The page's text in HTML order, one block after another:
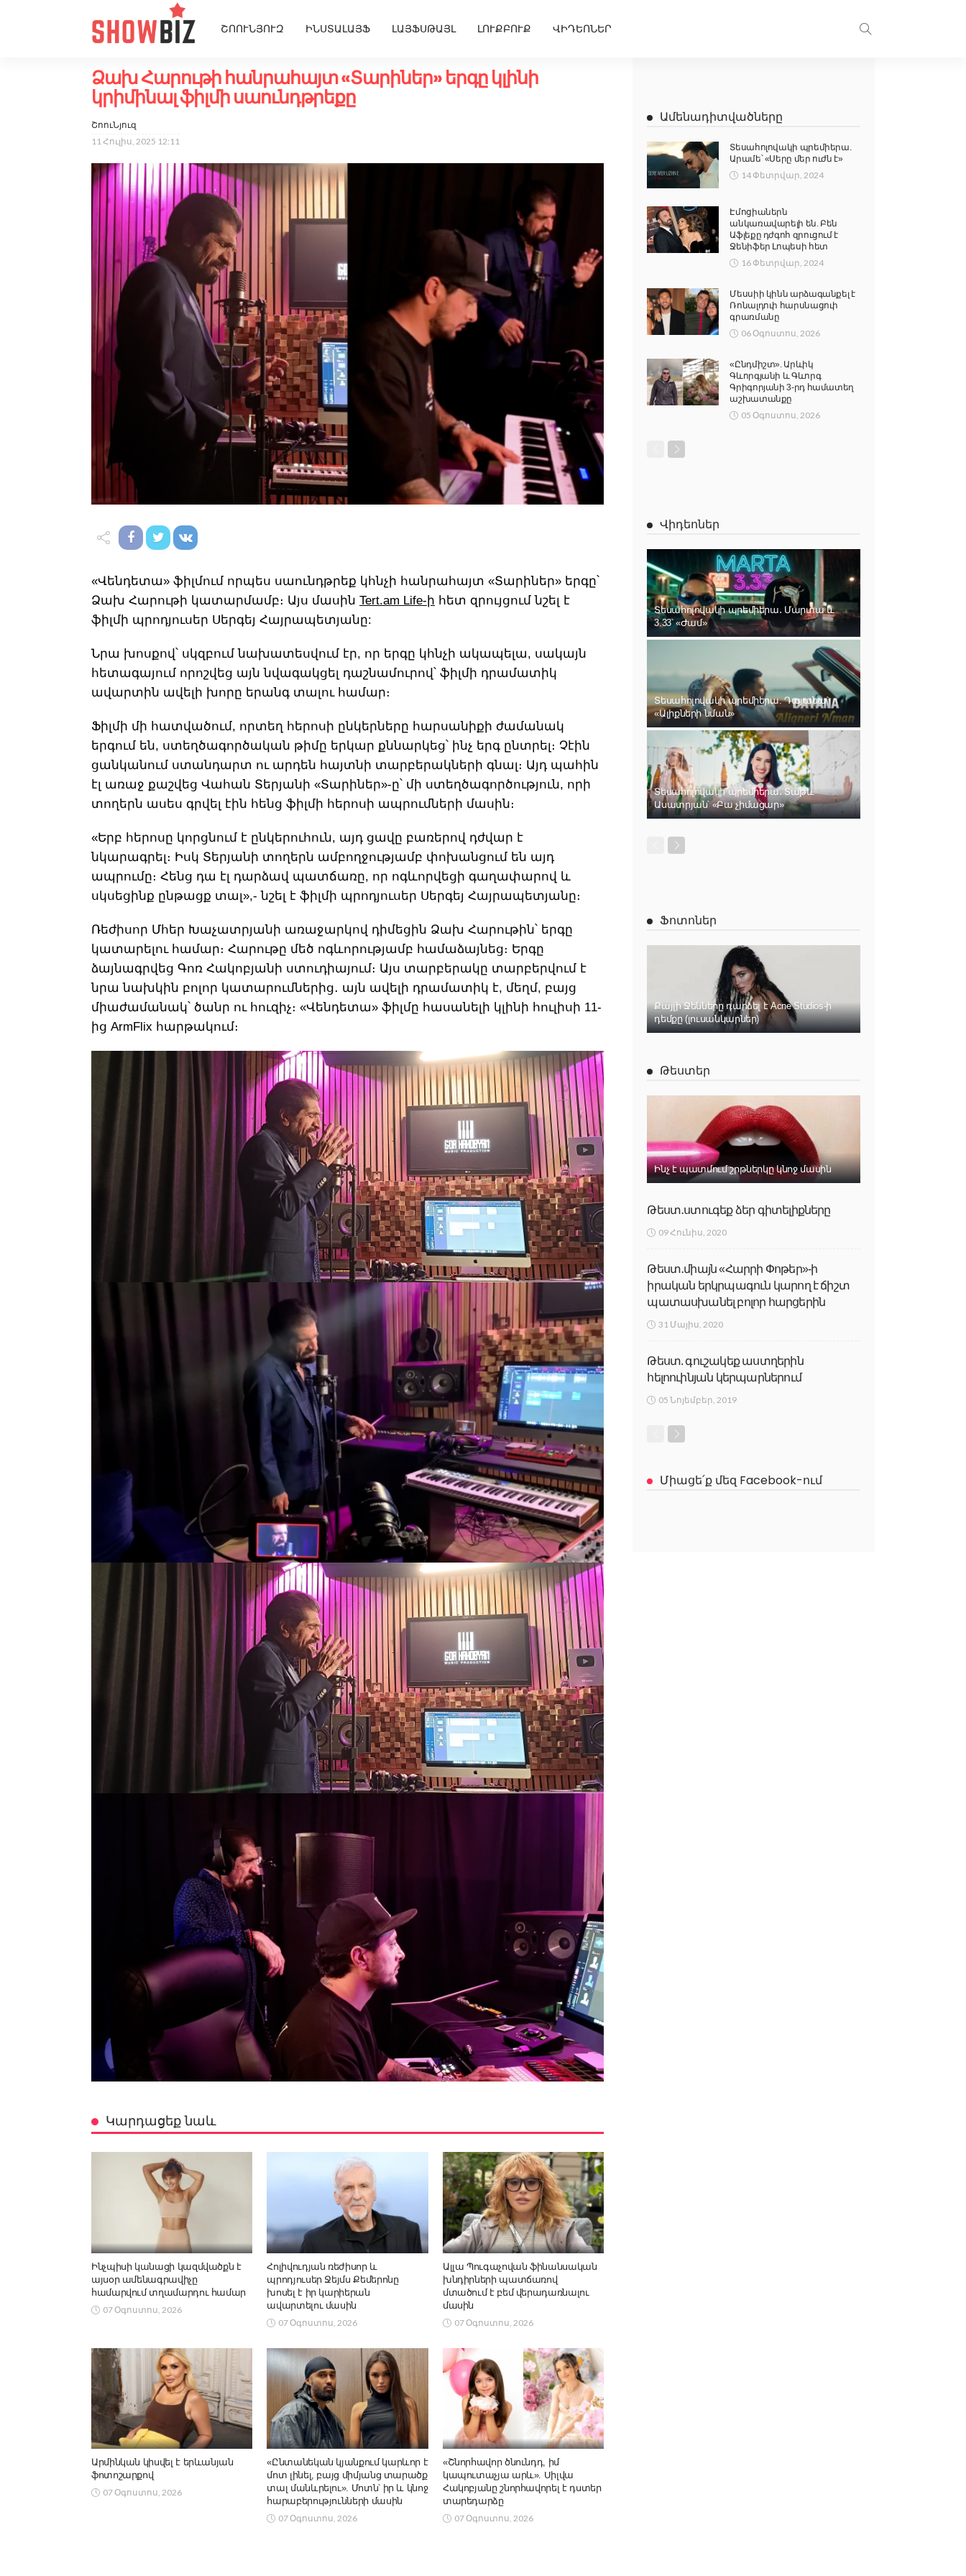
ՇՈՈՒՆՅՈՒԶ ԻՆՍՏԱԼԱՅՖ ԼԱՅՖՍԹԱՅԼ ԼՈՒՔԲՈՒՔ ՎԻԴԵՈՆԵՐ
Ձախ Հարութի հանրահայտ «Տարիներ» երգը կլինի
կրիմինալ ֆիլմի սաունդթրեքը
ՇոուՆյուզ
11 Հուլիս, 2025 12:11
«Վենդետա» ֆիլմում որպես սաունդթրեք կհնչի հանրահայտ «Տարիներ» երգը՝
Ձախ Հարութի կատարմամբ։ Այս մասին Tert.am Life-ի հետ զրույցում նշել է
ֆիլմի պրոդյուսեր Սերգեյ Հայրապետյանը:
Նրա խոսքով՝ սկզբում նախատեսվում էր, որ երգը կհնչի ակապելա, սակայն
հետագայում որոշվեց այն նվագակցել դաշնամուրով՝ ֆիլմի դրամատիկ
ավարտին ավելի խորը երանգ տալու համար։
Ֆիլմի մի հատվածում, որտեղ հերոսի ընկերները հարսանիքի ժամանակ
երգում են, ստեղծագործական թիմը երկար քննարկեց՝ ինչ երգ ընտրել։ Չէին
ցանկանում ստանդարտ ու արդեն հայտնի տարբերակների գնալ։ Այդ պահին
էլ առաջ քաշվեց Վահան Տերյանի «Տարիներ»-ը՝ մի ստեղծագործություն, որի
տողերն ասես գրվել էին հենց ֆիլմի հերոսի ապրումների մասին։
«Երբ հերոսը կորցնում է ընկերուհուն, այդ ցավը բառերով դժվար է
նկարագրել։ Իսկ Տերյանի տողերն ամբողջությամբ փոխանցում են այդ
ապրումը։ Հենց դա էլ դարձավ պատճառը, որ ոգևորվեցի գաղափարով և
սկսեցինք ընթացք տալ»,- նշել է ֆիլմի պրոդյուսեր Սերգեյ Հայրապետյանը։
Ռեժիսոր Մհեր Խաչատրյանի առաջարկով դիմեցին Ձախ Հարութին՝ երգը
կատարելու համար։ Հարութը մեծ ոգևորությամբ համաձայնեց։ Երգը
ձայնագրվեց Գոռ Հակոբյանի ստուդիայում։ Այս տարբերակը տարբերվում է
նրա նախկին բոլոր կատարումներից․ այն ավելի դրամատիկ է, մեղմ, բայց
միաժամանակ՝ ծանր ու հուզիչ։ «Վենդետա» ֆիլմը հասանելի կլինի հուլիսի 11-
ից ArmFlix հարթակում։
Կարդացեք նաև
Ինչպիսի կանացի կազմվածքն է
այսօր ամենագրավիչը
համարվում տղամարդու համար
07 Օգոստոս, 2026
Հոլիվուդյան ռեժիսոր և
պրոդյուսեր Ջեյմս Քեմերոնը
խոսել է իր կարիերան
ավարտելու մասին
07 Օգոստոս, 2026
Ալլա Պուգաչովան ֆինանսական
խնդիրների պատճառով
մտածում է բեմ վերադառնալու
մասին
07 Օգոստոս, 2026
Արմինկան կիսվել է երևանյան
ֆոտոշարքով
07 Օգոստոս, 2026
«Ընտանեկան կյանքում կարևոր է
մոտ լինել, բայց միմյանց տարածք
տալ մանևրելու». Մոտն՝ իր և կնոջ
հարաբերությունների մասին
07 Օգոստոս, 2026
«Շնորհավոր ծնունդդ, իմ
կապուտաչյա արև». Սիլվա
Հակոբյանը շնորհավորել է դստեր
տարեդարձը
07 Օգոստոս, 2026
Ամենադիտվածները
Տեսահոլովակի պրեմիերա.
Արամե՝ «Սերը մեր ուժն է»
14 Փետրվար, 2024
Էմոցիաներն
անկառավարելի են. Բեն
Աֆլեքը դժգոհ զրուցում է
Ջենիֆեր Լոպեսի հետ
16 Փետրվար, 2024
Մեսսիի կինն արձագանքել է
Ռոնալդուի հարսնացուի
գրառմանը
06 Օգոստոս, 2026
«Ընդմիշտ». Արևիկ
Գևորգյանի և Գևորգ
Գրիգորյանի 3-րդ համատեղ
աշխատանքը
05 Օգոստոս, 2026
Վիդեոներ
Տեսահոլովակի պրեմիերա․ Մարտա և
3.33՝ «Ժամ»
Տեսահոլովակի պրեմիերա. Դայանա՝
«Ալիքների նման»
Տեսահոլովակի պրեմիերա․ Տաթև
Ասատրյան՝ «Բա չիմացար»
Ֆոտոներ
Քայլի Ջենները դարձել է Acne Studios-ի
դեմքը (լուսանկարներ)
Թեստեր
Ինչ է պատմում շրթներկը կնոջ մասին
Թեստ․ստուգեք ձեր գիտելիքները
09 Հունիս, 2020
Թեստ․միայն «Հարրի Փոթեր»-ի
իրական երկրպագուն կարող է ճիշտ
պատասխանել բոլոր հարցերին
31 Մայիս, 2020
Թեստ. գուշակեք աստղերին
հելոուինյան կերպարներում
05 Նոյեմբեր, 2019
Միացե՛ք մեզ Facebook-ում